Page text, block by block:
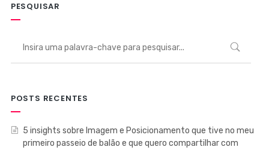
PESQUISAR
POSTS RECENTES
5 insights sobre Imagem e Posicionamento que tive no meu
primeiro passeio de balão e que quero compartilhar com